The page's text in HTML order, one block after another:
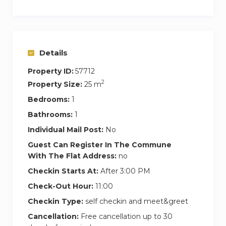
immeubles haussmanniens aux bâtiments plus
pittoresques ajoutent au charme du quartier.
Choses à Visiter :
Parc des Buttes-Chaumont : Un magnifique
parc avec des chemins sinueux, des ponts et
des points de vue panoramiques. Le Temple de
la Sibylle, perché au sommet d’un rocher, offre
une vue imprenable sur la ville.
cimetières les plus célèbres au monde, où
reposent de nombreuses personnalités
Details
Property ID:57712
Property Size: 25 m2
Bedrooms: 1
Bathrooms: 1
Individual Mail Post: No
Guest Can Register In The Commune
With The Flat Address: no
Checkin Starts At: After 3:00 PM
Check-Out Hour: 11:00
Checkin Type: self checkin and meet&greet
Cancellation: Free cancellation up to 30